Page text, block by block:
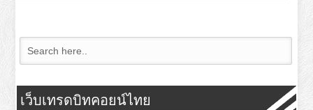
เว็บเทรดบิทคอยน์ไทย